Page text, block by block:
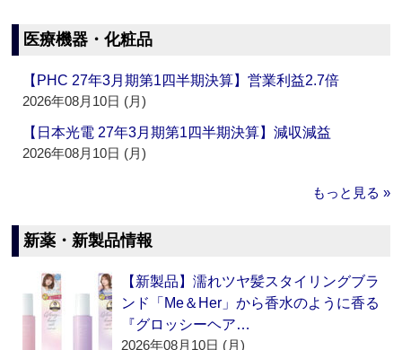
医療機器・化粧品
【PHC 27年3月期第1四半期決算】営業利益2.7倍
2026年08月10日 (月)
【日本光電 27年3月期第1四半期決算】減収減益
2026年08月10日 (月)
もっと見る »
新薬・新製品情報
【新製品】濡れツヤ髪スタイリングブラ
ンド「Me＆Her」から香水のように香る
『グロッシーヘア…
2026年08月10日 (月)